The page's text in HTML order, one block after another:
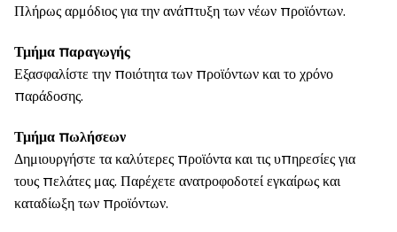
Πλήρως αρμόδιος για την ανάπτυξη των νέων προϊόντων.
Τμήμα παραγωγής
Εξασφαλίστε την ποιότητα των προϊόντων και το χρόνο
παράδοσης.
Τμήμα πωλήσεων
Δημιουργήστε τα καλύτερες προϊόντα και τις υπηρεσίες για
τους πελάτες μας. Παρέχετε ανατροφοδοτεί εγκαίρως και
καταδίωξη των προϊόντων.